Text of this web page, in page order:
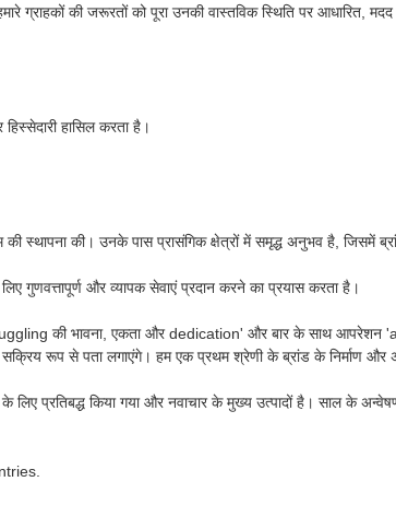
ग्राहकों की जरूरतों को पूरा उनकी वास्तविक स्थिति पर आधारित,
हासिल करता है।
स्थापना की। उनके पास प्रासंगिक क्षेत्रों में समृद्ध अनुभव है, जिसमें
गुणवत्तापूर्ण और व्यापक सेवाएं प्रदान करने का प्रयास करता है।
की भावना, एकता और dedication' और बार के साथ
रूप से पता लगाएंगे। हम एक प्रथम श्रेणी के ब्रांड के निर्माण और
लिए प्रतिबद्ध किया गया और नवाचार के मुख्य उत्पादों है। साल के